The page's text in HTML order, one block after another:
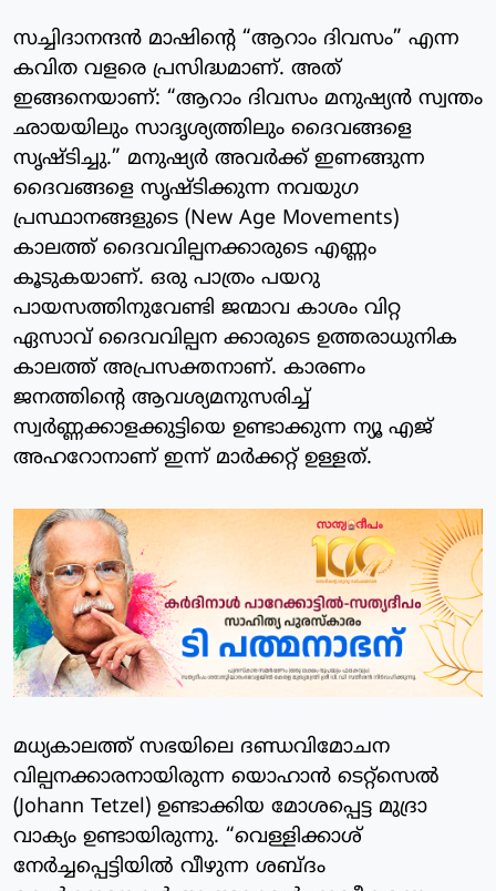
സച്ചിദാനന്ദൻ മാഷിന്റെ “ആറാം ദിവസം” എന്ന
കവിത വളരെ പ്രസിദ്ധമാണ്. അത്
ഇങ്ങനെയാണ്: “ആറാം ദിവസം മനുഷ്യൻ സ്വന്തം
ഛായയിലും സാദൃശ്യത്തിലും ദൈവങ്ങളെ
സൃഷ്ടിച്ചു.” മനുഷ്യർ അവർക്ക് ഇണങ്ങുന്ന
ദൈവങ്ങളെ സൃഷ്ടിക്കുന്ന നവയുഗ
പ്രസ്ഥാനങ്ങളുടെ (New Age Movements)
കാലത്ത് ദൈവവില്പനക്കാരുടെ എണ്ണം
കൂടുകയാണ്. ഒരു പാത്രം പയറു
പായസത്തിനുവേണ്ടി ജന്മാവ കാശം വിറ്റ
ഏസാവ് ദൈവവില്പന ക്കാരുടെ ഉത്തരാധുനിക
കാലത്ത് അപ്രസക്തനാണ്. കാരണം
ജനത്തിന്റെ ആവശ്യമനുസരിച്ച്
സ്വർണ്ണക്കാളക്കുട്ടിയെ ഉണ്ടാക്കുന്ന ന്യൂ എജ്
അഹറോനാണ് ഇന്ന് മാർക്കറ്റ് ഉള്ളത്.
മധ്യകാലത്ത് സഭയിലെ ദണ്ഡവിമോചന
വില്പനക്കാരനായിരുന്ന യൊഹാൻ ടെറ്റ്സെൽ
(Johann Tetzel) ഉണ്ടാക്കിയ മോശപ്പെട്ട മുദ്രാ
വാക്യം ഉണ്ടായിരുന്നു. “വെള്ളിക്കാശ്
നേർച്ചപ്പെട്ടിയിൽ വീഴുന്ന ശബ്ദം